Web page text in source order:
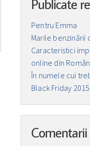
Publicate
Pentru Emma
Marile benzinării
Caracteristici
online din
În numele cui
Black Friday 2015